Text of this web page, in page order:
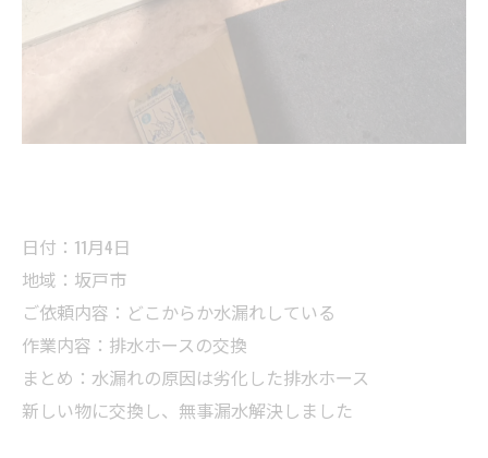
日付：11月4日
地域：坂戸市
ご依頼内容：どこからか水漏れしている
作業内容：排水ホースの交換
まとめ：水漏れの原因は劣化した排水ホース
新しい物に交換し、無事漏水解決しました